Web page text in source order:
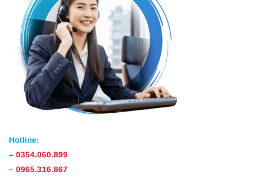
Hotline:
– 0354.060.899
– 0965.316.867